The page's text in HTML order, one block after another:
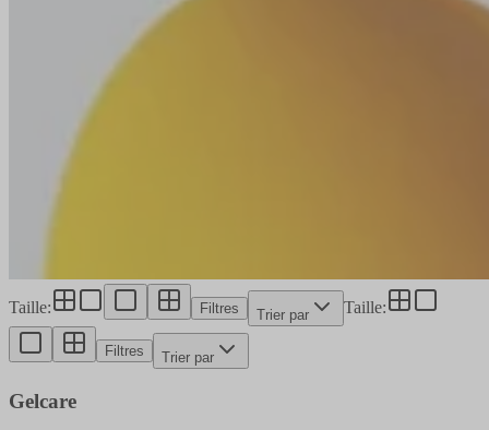
Taille: Filtres Trier par Taille:
Filtres Trier par
Gelcare